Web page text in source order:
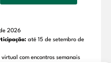
2026
até 15 de setembro de
com encontros semanais